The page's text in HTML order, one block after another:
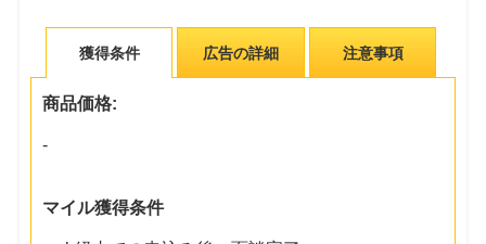
獲得条件 広告の詳細 注意事項
商品価格:
-
マイル獲得条件